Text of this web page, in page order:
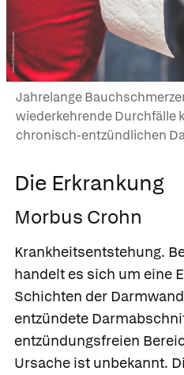
Jahrelange
wiederkehrende Durchfälle
chronisch-entzündlichen
Die Erkrankung
Morbus Crohn
Krankheitsentstehung.
handelt es sich um eine
Schichten der
entzündete
entzündungsfreien
Ursache ist unbekannt.